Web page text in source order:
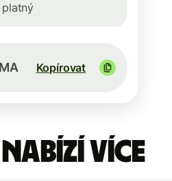
Kopírovat
více